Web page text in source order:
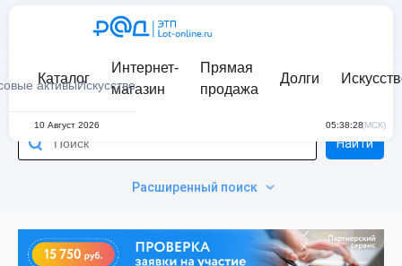
активыИскусство
Каталог
Интернет-
магазин
Прямая
продажа
Долги
10 Август 2026 05:38:28(МСК)
Расширенный поиск
Найти